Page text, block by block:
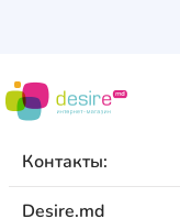
Контакты:
Desire.md